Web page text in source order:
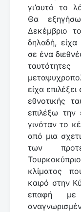
γι’αυτό το
Θα
Δεκέμβριο
δηλαδή,
σε ένα
είχα
εθνοτικής
επιλέξω την
γινόταν το
από μια
των
κλίματος
καιρό στην
επαφή